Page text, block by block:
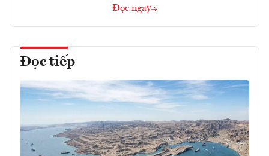
Đọc ngay
Đọc tiếp